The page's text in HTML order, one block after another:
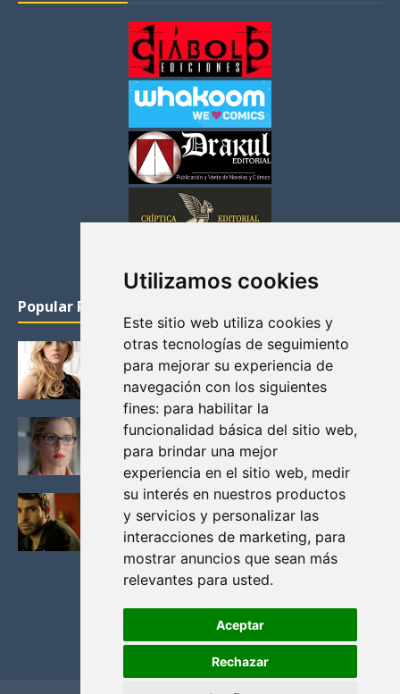
Utilizamos cookies
Este sitio web utiliza cookies y
otras tecnologías de seguimiento
para mejorar su experiencia de
navegación con los siguientes
fines: para habilitar la
funcionalidad básica del sitio web,
para brindar una mejor
experiencia en el sitio web, medir
su interés en nuestros productos
y servicios y personalizar las
interacciones de marketing, para
mostrar anuncios que sean más
relevantes para usted.
Aceptar
Rechazar
Popular Posts
KATHERYN WINNICK: LA ACTRIZ MAS GUAPA DE
VIKINGOS
Junio 14, 2013
FELICITY (EMILY BETT RICKARDS), LAS FOTOS
MAS BONITAS DE LA ALIADA DE ARROW
Noviembre 30, 2013
BLACK MIRROR: TODA TU HISTORIA. EPISODIO 3.
LA CRITICA
Mayo 17, 2012